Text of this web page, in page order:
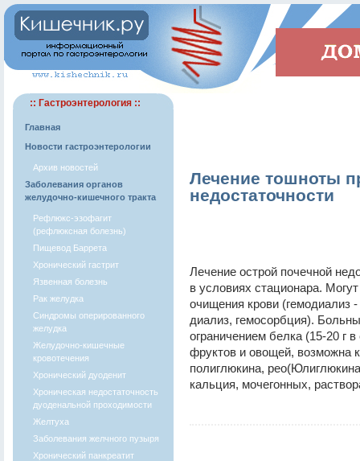
:: Гастроэнтерология ::
Главная
Новости гастроэнтерологии
Архив новостей
Заболевания органов
желудочно-кишечного тракта
Рефлюкс-эзофагит
(рефлюксная болезнь)
Пищевод Баррета
Хронический гастрит
Язвенная болезнь
Рак желудка
Синдромы оперированного
желудка
Желудочно-кишечные
кровотечения
Хронический дуоденит
Хроническая недостаточность
дуоденальной проходимости
Желтуха
Заболевания желчного пузыря
Хронический панкреатит
Лечение тошноты
недостаточности
Лечение острой почечной
в условиях стационара.
очищения крови (гемодиализ
диализ, гемосорбция).
ограничением белка (15-20 г
фруктов и овощей, возможна
полиглюкина,
кальция, мочегонных,